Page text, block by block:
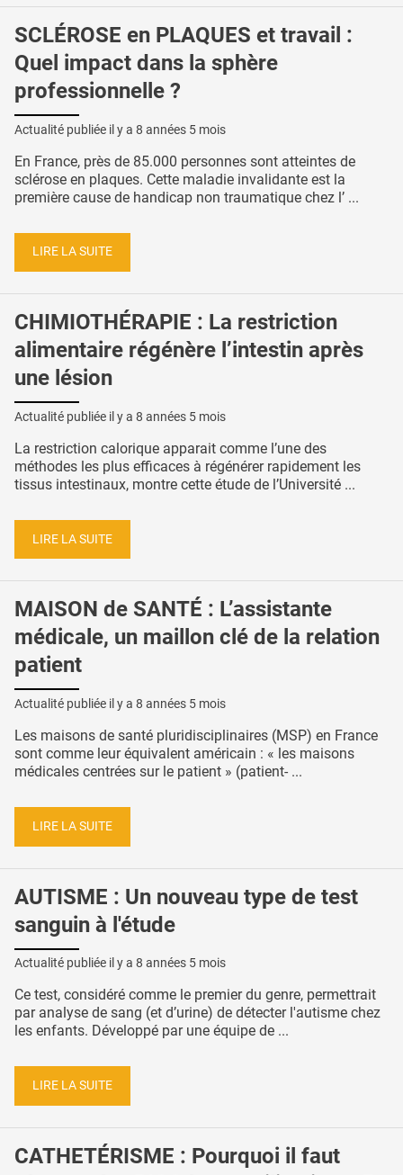
SCLÉROSE en PLAQUES et travail :
Quel impact dans la sphère
professionnelle ?
Actualité publiée il y a 8 années 5 mois
En France, près de 85.000 personnes sont atteintes de
sclérose en plaques. Cette maladie invalidante est la
première cause de handicap non traumatique chez l’ ...
LIRE LA SUITE
CHIMIOTHÉRAPIE : La restriction
alimentaire régénère l’intestin après
une lésion
Actualité publiée il y a 8 années 5 mois
La restriction calorique apparait comme l’une des
méthodes les plus efficaces à régénérer rapidement les
tissus intestinaux, montre cette étude de l’Université ...
LIRE LA SUITE
MAISON de SANTÉ : L’assistante
médicale, un maillon clé de la relation
patient
Actualité publiée il y a 8 années 5 mois
Les maisons de santé pluridisciplinaires (MSP) en France
sont comme leur équivalent américain : « les maisons
médicales centrées sur le patient » (patient- ...
LIRE LA SUITE
AUTISME : Un nouveau type de test
sanguin à l'étude
Actualité publiée il y a 8 années 5 mois
Ce test, considéré comme le premier du genre, permettrait
par analyse de sang (et d’urine) de détecter l'autisme chez
les enfants. Développé par une équipe de ...
LIRE LA SUITE
CATHETÉRISME : Pourquoi il faut